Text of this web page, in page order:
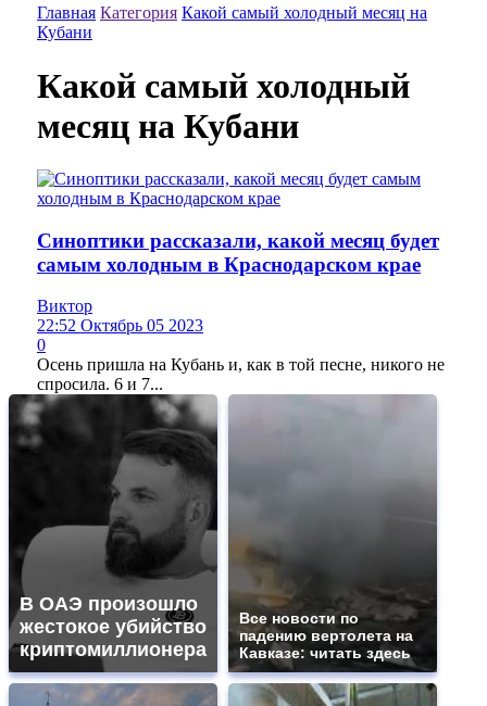
Главная Категория Какой самый холодный месяц на
Кубани
Какой самый холодный
месяц на Кубани
Синоптики рассказали, какой месяц будет
самым холодным в Краснодарском крае
Виктор
22:52 Октябрь 05 2023
0
Осень пришла на Кубань и, как в той песне, никого не
спросила. 6 и 7...
В ОАЭ произошло
жестокое убийство
криптомиллионера
Все новости по
падению вертолета на
Кавказе: читать здесь